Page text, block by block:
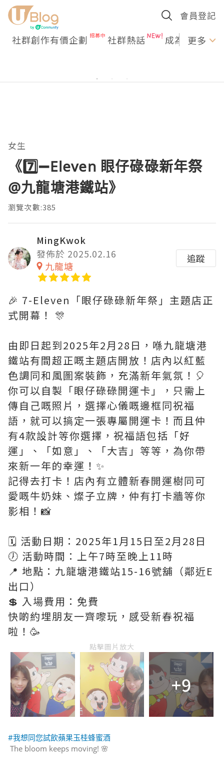
會員登記
社群創作有價企劃 社群熱話 成為U更多
女生
《7️⃣➖Eleven 眼仔碌碌新年祭
@九龍塘港鐵站》
瀏覽次數:385
MingKwok
發佈於 2025.02.16
九龍塘
追蹤
🎉 7-Eleven「眼仔碌碌新年祭」主題店正
式開幕！ 🎊
由即日起到2025年2月28日，喺九龍塘港
鐵站有間超正嘅主題店開放！店內以紅藍
色調同和風圖案裝飾，充滿新年氣氛！🎈
你可以自製「眼仔碌碌開運卡」，只需上
傳自己嘅照片，選擇心儀嘅邊框同祝福
語，就可以搞定一張專屬開運卡！而且仲
有4款設計等你選擇，祝福語包括「好
運」、「如意」、「大吉」等等，為你帶
來新一年的幸運！✨
記得去打卡！店內有立體新春開運樹同可
愛嘅牛奶妹、燦子立牌，仲有打卡牆等你
影相！📸
🗓️ 活動日期：2025年1月15日至2月28日
🕖 活動時間：上午7時至晚上11時
📍 地點：九龍塘港鐵站15-16號舖（鄰近E
出口）
💲 入場費用：免費
快啲約埋朋友一齊嚟玩，感受新春祝福
啦！🥳
點擊圖片放大
+9
#我想同您試飲蘋果玉桂蜂蜜酒
The bloom keeps moving! 🌸